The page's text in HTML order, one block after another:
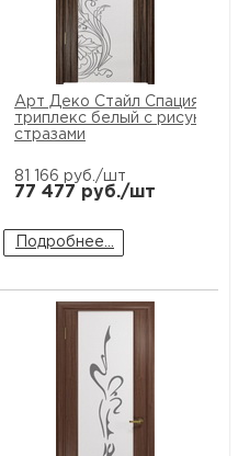
cо
Арт Деко Стайл Спация-3
триплекс белый с рисунком
стразами
81 166 руб./шт
77 477 руб./шт
Подробнее...